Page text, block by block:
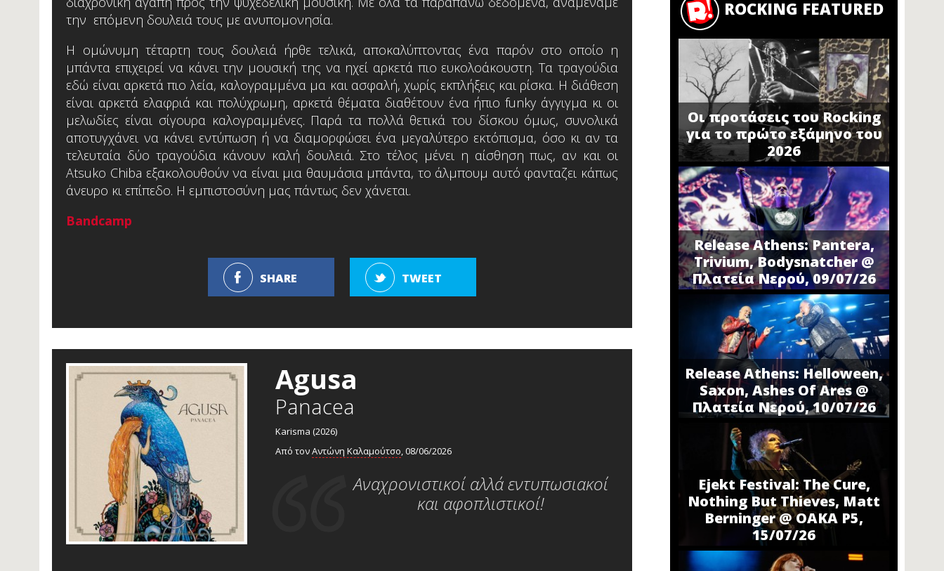
την επόμενη δουλειά τους με ανυπομονησία.
Η ομώνυμη τέταρτη τους δουλειά ήρθε τελικά, αποκαλύπτοντας ένα παρόν στο οποίο η
μπάντα επιχειρεί να κάνει την μουσική της να ηχεί αρκετά πιο ευκολοάκουστη. Τα τραγούδια
εδώ είναι αρκετά πιο λεία, καλογραμμένα μα και ασφαλή, χωρίς εκπλήξεις και ρίσκα. Η διάθεση
είναι αρκετά ελαφριά και πολύχρωμη, αρκετά θέματα διαθέτουν ένα ήπιο funky άγγιγμα κι οι
μελωδίες είναι σίγουρα καλογραμμένες. Παρά τα πολλά θετικά του δίσκου όμως, συνολικά
αποτυγχάνει να κάνει εντύπωση ή να διαμορφώσει ένα μεγαλύτερο εκτόπισμα, όσο κι αν τα
τελευταία δύο τραγούδια κάνουν καλή δουλειά. Στο τέλος μένει η αίσθηση πως, αν και οι
Atsuko Chiba εξακολουθούν να είναι μια θαυμάσια μπάντα, το άλμπουμ αυτό φανταζει κάπως
άνευρο κι επίπεδο. Η εμπιστοσύνη μας πάντως δεν χάνεται.
Bandcamp
SHARE TWEET
Agusa
Panacea
Karisma (2026)
Από τονΑντώνη Καλαμούτσο, 08/06/2026
Αναχρονιστικοί αλλά εντυπωσιακοί
και αφοπλιστικοί!
ROCKING FEATURED
Οι προτάσεις του Rocking
για το πρώτο εξάμηνο του
2026
Release Athens: Pantera,
Trivium, Bodysnatcher @
Πλατεία Νερού, 09/07/26
Release Athens: Helloween,
Saxon, Ashes Of Ares @
Πλατεία Νερού, 10/07/26
Ejekt Festival: The Cure,
Nothing But Thieves, Matt
Berninger @ ΟΑΚΑ P5,
15/07/26